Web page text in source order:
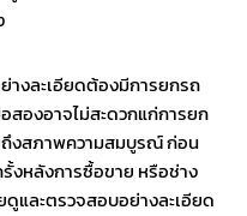
างละเอียดต้องมีการยกรถ
องอาจไม่สะดวกแก่การยก
งสภาพความสมบูรณ์ ก่อน
งหลังการซื้อขาย หรือช่าง
ดูและตรวจสอบอย่างละเอียด